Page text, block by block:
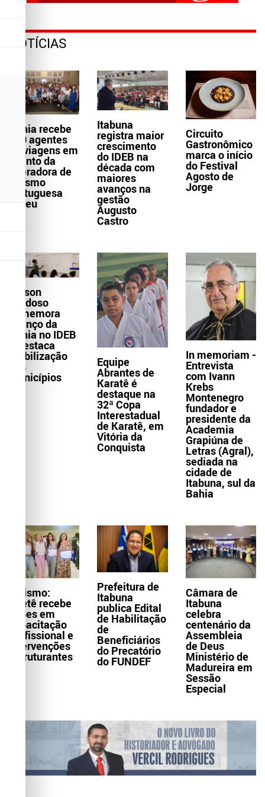
NOTÍCIAS
Bahia recebe
300 agentes
de viagens em
evento da
operadora de
turismo
portuguesa
Abreu
Itabuna
registra maior
crescimento
do IDEB na
década com
maiores
avanços na
gestão
Augusto
Castro
Circuito
Gastronômico
marca o início
do Festival
Agosto de
Jorge
Wilson
Cardoso
comemora
avanço da
Bahia no IDEB
e destaca
mobilização
dos
municípios
Equipe
Abrantes de
Karatê é
destaque na
32ª Copa
Interestadual
de Karatê, em
Vitória da
Conquista
In memoriam -
Entrevista
com Ivann
Krebs
Montenegro
fundador e
presidente da
Academia
Grapiúna de
Letras (Agral),
sediada na
cidade de
Itabuna, sul da
Bahia
Turismo:
Itaetê recebe
ações em
capacitação
profissional e
intervenções
estruturantes
Prefeitura de
Itabuna
publica Edital
de Habilitação
de
Beneficiários
do Precatório
do FUNDEF
Câmara de
Itabuna
celebra
centenário da
Assembleia
de Deus
Ministério de
Madureira em
Sessão
Especial